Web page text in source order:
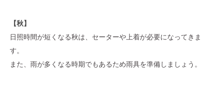
【秋】
日照時間が短くなる秋は、セーターや上着が必要になってきま
す。
また、雨が多くなる時期でもあるため雨具を準備しましょう。